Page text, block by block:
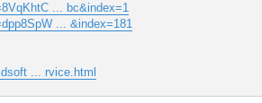
... bc&index=1
... &index=181
... rvice.html